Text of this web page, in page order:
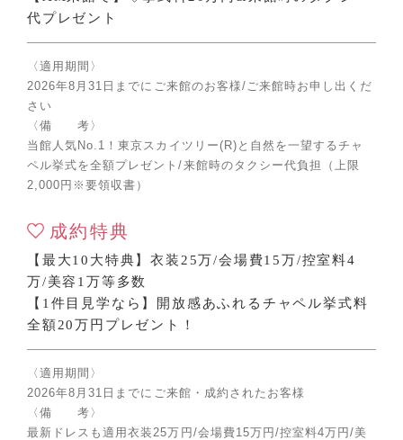
代プレゼント
〈適用期間〉
2026年8月31日までにご来館のお客様/ご来館時お申し出くだ
さい
〈備 考〉
当館人気No.1！東京スカイツリー(R)と自然を一望するチャ
ペル挙式を全額プレゼント/来館時のタクシー代負担（上限
2,000円※要領収書）
成約特典
【最大10大特典】衣装25万/会場費15万/控室料4
万/美容1万等多数
【1件目見学なら】開放感あふれるチャペル挙式料
全額20万円プレゼント！
〈適用期間〉
2026年8月31日までにご来館・成約されたお客様
〈備 考〉
最新ドレスも適用衣装25万円/会場費15万円/控室料4万円/美